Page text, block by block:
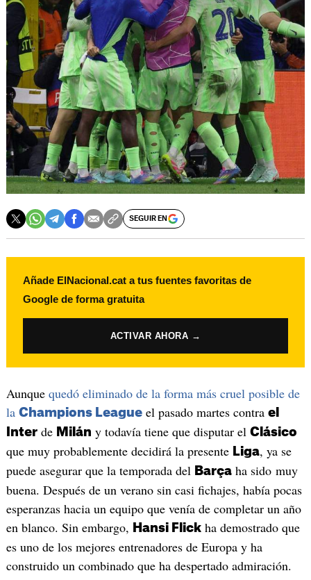
SEGUIR EN
Añade ElNacional.cat a tus fuentes favoritas de
Google de forma gratuita
ACTIVAR AHORA →
Aunque quedó eliminado de la forma más cruel posible de
la Champions League el pasado martes contra el
Interde Milán y todavía tiene que disputar el Clásico
que muy probablemente decidirá la presente Liga, ya se
puede asegurar que la temporada del Barçaha sido muy
buena. Después de un verano sin casi fichajes, había pocas
esperanzas hacia un equipo que venía de completar un año
en blanco. Sin embargo, Hansi Flickha demostrado que
es uno de los mejores entrenadores de Europa y ha
construido un combinado que ha despertado admiración.